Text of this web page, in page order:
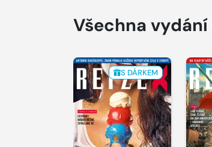
Všechna vydání
S DÁRKEM